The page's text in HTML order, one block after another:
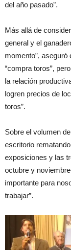
del año pasado”.
Más allá de
general y el
momento”, aseguró
“compra toros”,
la relación
logren precios de
toros”.
Sobre el volumen
escritorio
exposiciones y las
octubre y
importante para
trabajar”.